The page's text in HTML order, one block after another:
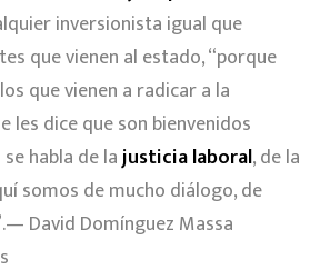
inversionista igual que
que vienen al estado, “porque
que vienen a radicar a la
les dice que son bienvenidos
habla de lajusticia laboral, de la
somos de mucho diálogo, de
David Domínguez Massa